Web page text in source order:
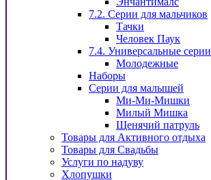
7.2. Серии для мальчиков
Тачки
Человек Паук
7.4. Универсальные серии
Молодежные
Наборы
Серии для малышей
Ми-Ми-Мишки
Милый Мишка
Щенячий патруль
Товары для Активного отдыха
Товары для Свадьбы
Услуги по надуву
Хлопушки